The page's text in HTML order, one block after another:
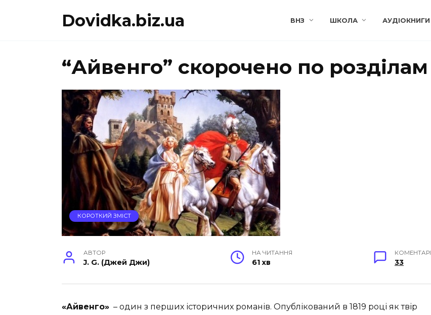
Dovidka.biz.ua ВНЗ ШКОЛА АУДІОКНИГИ
“Айвенго” скорочено по розділам
КОРОТКИЙ ЗМІСТ
АВТОР
J. G. (Джей Джи)
НА ЧИТАННЯ
61 хв
КОМЕНТАРІ
33
«Айвенго» – один з перших історичних романів. Опублікований в 1819 році як твір